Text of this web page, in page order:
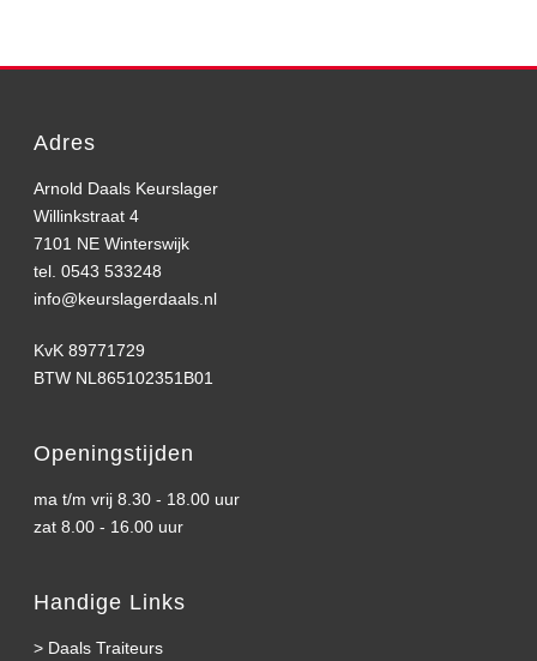
Adres
Arnold Daals Keurslager
Willinkstraat 4
7101 NE Winterswijk
tel. 0543 533248
info@keurslagerdaals.nl
KvK 89771729
BTW NL865102351B01
Openingstijden
ma t/m vrij 8.30 - 18.00 uur
zat 8.00 - 16.00 uur
Handige Links
> Daals Traiteurs